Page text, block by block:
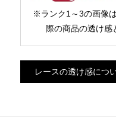
※ランク1～3の画像
際の商品の透け感
レースの透け感につ